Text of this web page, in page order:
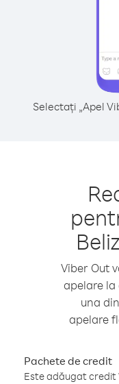
Selectați „Apel
Viber Out
apelare la
una
apelare
Pachete de credit
Este adăugat credit